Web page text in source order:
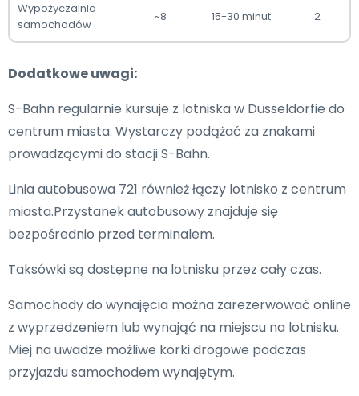
Wypożyczalnia
samochodów
~8 15-30 minut 2
Dodatkowe uwagi:
S-Bahn regularnie kursuje z lotniska w Düsseldorfie do
centrum miasta. Wystarczy podążać za znakami
prowadzącymi do stacji S-Bahn.
Linia autobusowa 721 również łączy lotnisko z centrum
miasta.Przystanek autobusowy znajduje się
bezpośrednio przed terminalem.
Taksówki są dostępne na lotnisku przez cały czas.
Samochody do wynajęcia można zarezerwować online
z wyprzedzeniem lub wynająć na miejscu na lotnisku.
Miej na uwadze możliwe korki drogowe podczas
przyjazdu samochodem wynajętym.